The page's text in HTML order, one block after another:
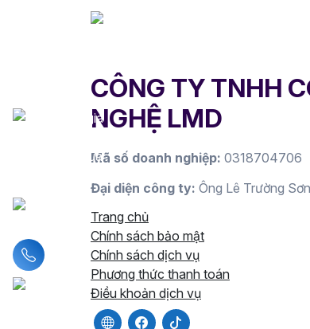
CÔNG TY TNHH
NGHỆ LMD
Mã số doanh nghiệp: 0318704706
Đại diện công ty: Ông Lê Trường Sơn
Trang chủ
Chính sách bảo mật
Chính sách dịch vụ
Phương thức thanh toán
Điều khoản dịch vụ
Liên hệ hotline